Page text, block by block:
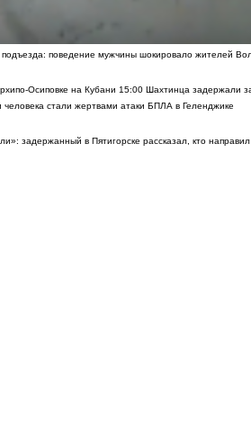
подъезда: поведение мужчины шокировало жителей
Осиповке на Кубани 15:00 Шахтинца задержали
человека стали жертвами атаки БПЛА в Геленджике
задержанный в Пятигорске рассказал, кто направил